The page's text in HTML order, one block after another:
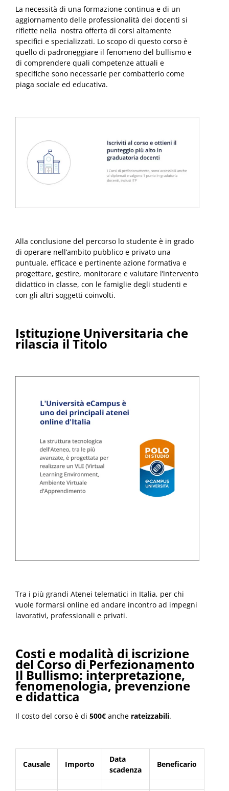
La necessità di una formazione continua e di un
aggiornamento delle professionalità dei docenti si
riflette nella nostra offerta di corsi altamente
specifici e specializzati. Lo scopo di questo corso è
quello di padroneggiare il fenomeno del bullismo e
di comprendere quali competenze attuali e
specifiche sono necessarie per combatterlo come
piaga sociale ed educativa.
Alla conclusione del percorso lo studente è in grado
di operare nell’ambito pubblico e privato una
puntuale, efficace e pertinente azione formativa e
progettare, gestire, monitorare e valutare l’intervento
didattico in classe, con le famiglie degli studenti e
con gli altri soggetti coinvolti.
Istituzione Universitaria che
rilascia il Titolo
Tra i più grandi Atenei telematici in Italia, per chi
vuole formarsi online ed andare incontro ad impegni
lavorativi, professionali e privati.
Costi e modalità di iscrizione
del Corso di Perfezionamento
Il Bullismo: interpretazione,
fenomenologia, prevenzione
e didattica
Il costo del corso è di 500€ anche rateizzabili.
Causale Importo
Data
scadenza
Beneficario